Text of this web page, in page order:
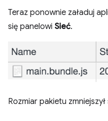
Teraz ponownie załaduj
się panelowi Sieć.
Rozmiar pakietu